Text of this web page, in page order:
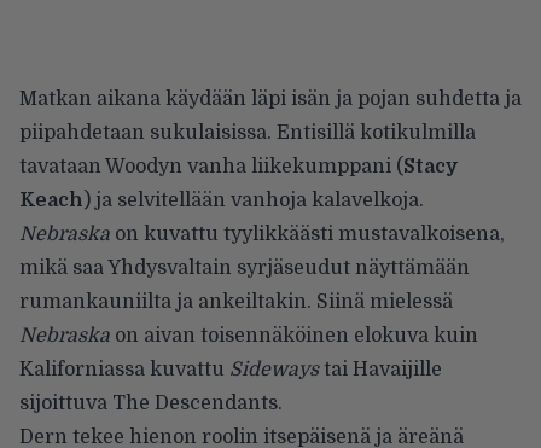
Matkan aikana käydään läpi isän ja pojan suhdetta ja
piipahdetaan sukulaisissa. Entisillä kotikulmilla
tavataan Woodyn vanha liikekumppani (Stacy
Keach ) ja selvitellään vanhoja kalavelkoja.
Nebraska on kuvattu tyylikkäästi mustavalkoisena,
mikä saa Yhdysvaltain syrjäseudut näyttämään
rumankauniilta ja ankeiltakin. Siinä mielessä
Nebraska on aivan toisennäköinen elokuva kuin
Kaliforniassa kuvattu Sidewaystai Havaijille
sijoittuva The Descendants.
Dern tekee hienon roolin itsepäisenä ja äreänä